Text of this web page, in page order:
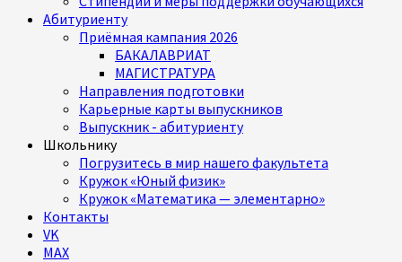
Абитуриенту
Приёмная кампания 2026
БАКАЛАВРИАТ
МАГИСТРАТУРА
Направления подготовки
Карьерные карты выпускников
Выпускник - абитуриенту
Школьнику
Погрузитесь в мир нашего факультета
Кружок «Юный физик»
Кружок «Математика — элементарно»
Контакты
VK
MAX